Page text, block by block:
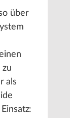
über
zu
als